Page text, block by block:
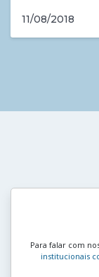
11/08/2018
Para falar com
institucionais